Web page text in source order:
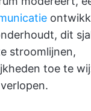
dit
stroomlijnen,
toe te